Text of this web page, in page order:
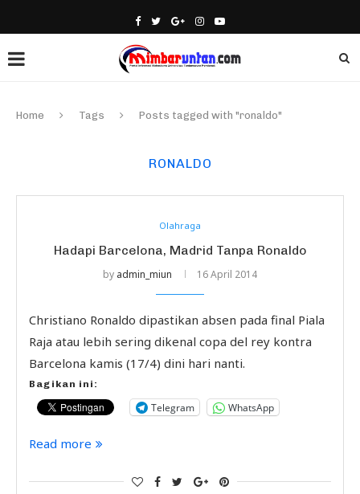
Home Tags Posts tagged with "ronaldo"
RONALDO
Olahraga
Hadapi Barcelona, Madrid Tanpa Ronaldo
by admin_miun 16 April 2014
Christiano Ronaldo dipastikan absen pada final Piala
Raja atau lebih sering dikenal copa del rey kontra
Barcelona kamis (17/4) dini hari nanti.
Bagikan ini:
Telegram WhatsApp
Read more